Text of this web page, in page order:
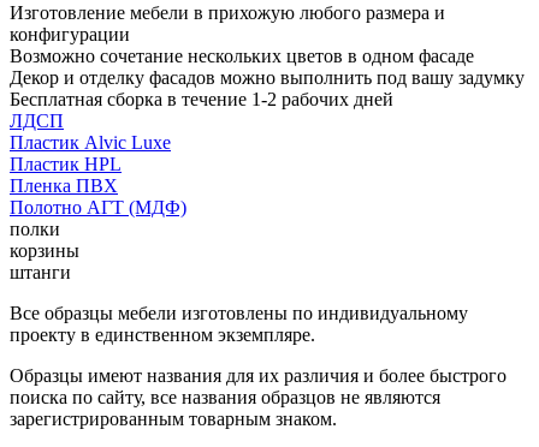
Изготовление мебели в прихожую любого размера и
конфигурации
Возможно сочетание нескольких цветов в одном фасаде
Декор и отделку фасадов можно выполнить под вашу задумку
Бесплатная сборка в течение 1-2 рабочих дней
ЛДСП
Пластик Alvic Luxe
Пластик HPL
Пленка ПВХ
Полотно АГТ (МДФ)
полки
корзины
штанги
Все образцы мебели изготовлены по индивидуальному
проекту в единственном экземпляре.
Образцы имеют названия для их различия и более быстрого
поиска по сайту, все названия образцов не являются
зарегистрированным товарным знаком.